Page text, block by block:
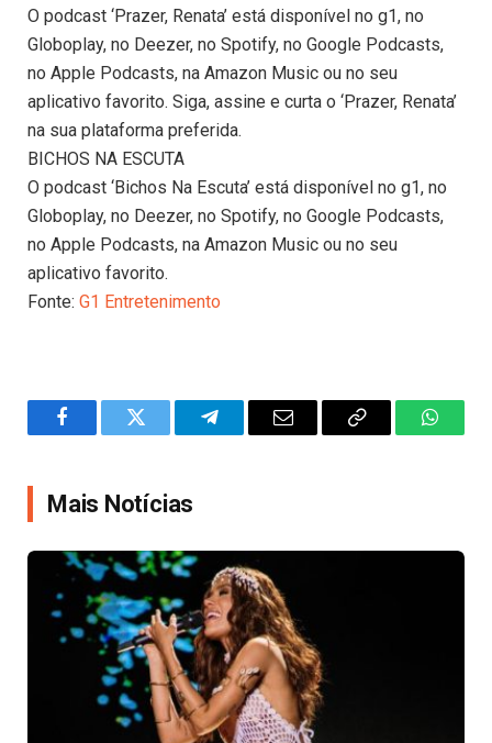
O podcast ‘Prazer, Renata’ está disponível no g1, no
Globoplay, no Deezer, no Spotify, no Google Podcasts,
no Apple Podcasts, na Amazon Music ou no seu
aplicativo favorito. Siga, assine e curta o ‘Prazer, Renata’
na sua plataforma preferida.
BICHOS NA ESCUTA
O podcast ‘Bichos Na Escuta’ está disponível no g1, no
Globoplay, no Deezer, no Spotify, no Google Podcasts,
no Apple Podcasts, na Amazon Music ou no seu
aplicativo favorito.
Fonte: G1 Entretenimento
FacebookTwitter TelegramEmail
Copy
Mais Notícias